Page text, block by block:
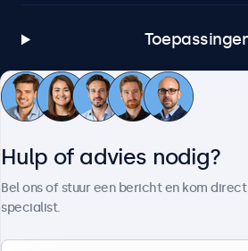
Klantenservice
Hulp of advies nodig?
Bel ons of stuur een bericht en kom
specialist.